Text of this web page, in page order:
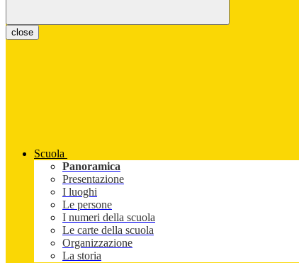
close
Scuola
Panoramica
Presentazione
I luoghi
Le persone
I numeri della scuola
Le carte della scuola
Organizzazione
La storia